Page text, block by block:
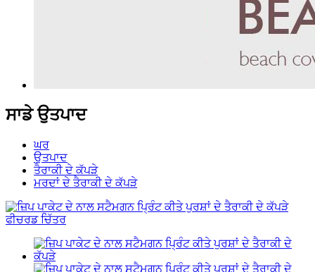
ਸਾਡੇ ਉਤਪਾਦ
ਘਰ
ਉਤਪਾਦ
ਤੈਰਾਕੀ ਦੇ ਕੱਪੜੇ
ਮਰਦਾਂ ਦੇ ਤੈਰਾਕੀ ਦੇ ਕੱਪੜੇ